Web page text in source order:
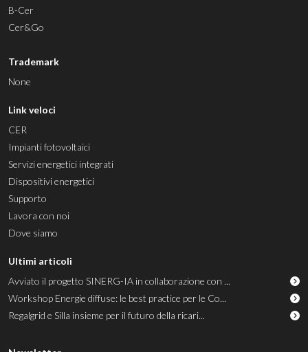
B-Cer
Cer&Go
Trademark
None
Link veloci
CER
Impianti fotovoltaici
Servizi energetici integrati
Dispositivi energetici
Supporto
Lavora con noi
Dove siamo
Ultimi articoli
Avviato il progetto SINERG-IA in collaborazione con ...
Workshop Energie diffuse: le best practice per le Co...
Regalgrid e Silla insieme per il futuro della ricari...